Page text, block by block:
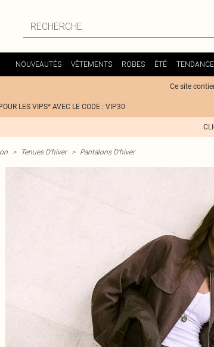
NOUVEAUTÉS VÊTEMENTS ROBES ÉTÉ
Ce site
LES VIPS* AVEC LE CODE : VIP30
> Tenues D'hiver > Pantalons D'hiver